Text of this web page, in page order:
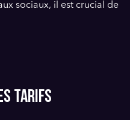
sociaux, il est crucial de
tarifs